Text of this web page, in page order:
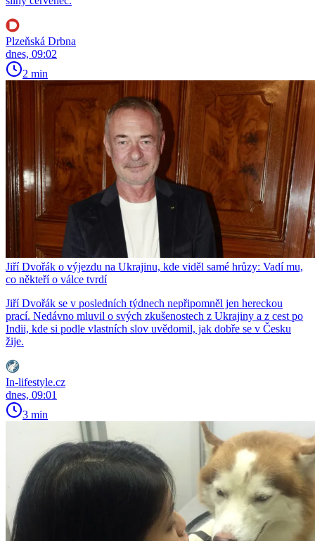
Plzeňská Drbna
dnes, 09:02
2 min
Jiří Dvořák o výjezdu na Ukrajinu, kde viděl samé hrůzy: Vadí mu,
co někteří o válce tvrdí
Jiří Dvořák se v posledních týdnech nepřipomněl jen hereckou
prací. Nedávno mluvil o svých zkušenostech z Ukrajiny a z cest po
Indii, kde si podle vlastních slov uvědomil, jak dobře se v Česku
žije.
In-lifestyle.cz
dnes, 09:01
3 min